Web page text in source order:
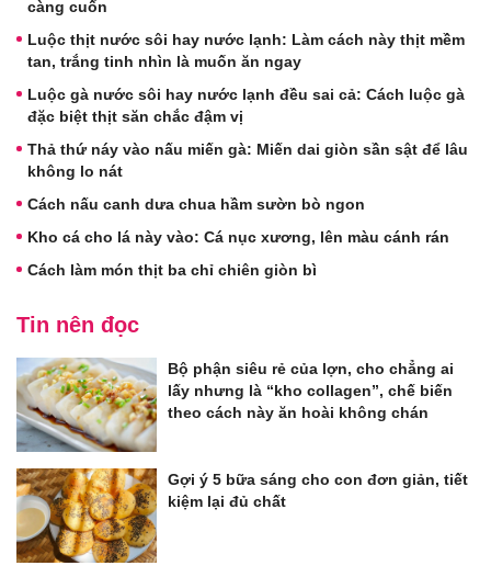
càng cuốn
Luộc thịt nước sôi hay nước lạnh: Làm cách này thịt mềm
tan, trắng tinh nhìn là muốn ăn ngay
Luộc gà nước sôi hay nước lạnh đều sai cả: Cách luộc gà
đặc biệt thịt săn chắc đậm vị
Thả thứ náy vào nấu miến gà: Miến dai giòn sần sật để lâu
không lo nát
Cách nấu canh dưa chua hầm sườn bò ngon
Kho cá cho lá này vào: Cá nục xương, lên màu cánh rán
Cách làm món thịt ba chỉ chiên giòn bì
Tin nên đọc
Bộ phận siêu rẻ của lợn, cho chẳng ai
lấy nhưng là “kho collagen”, chế biến
theo cách này ăn hoài không chán
Gợi ý 5 bữa sáng cho con đơn giản, tiết
kiệm lại đủ chất